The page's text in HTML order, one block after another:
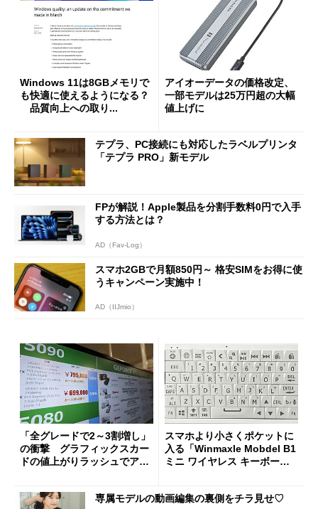
Windows 11は8GBメモリで
も快適に使えるようになる？
品質向上への取り...
アイオーデータの価格改定、
一部モデルは25万円超の大幅
値上げに
テプラ、PC接続にも対応したラベルプリンタ
「テプラ PRO」新モデル
FPが解説！Apple製品を分割手数料0円で入手
する方法とは？
AD（Fav-Log）
スマホ2GBで月額850円～ 格安SIMをお得に使
うキャンペーン実施中！
AD（IIJmio）
「全グレードで2～3割増し」
の衝撃 グラフィックスカー
ドの値上がりラッシュでアキ
スマホより小さくポケットに
入る「Winmaxle Mobdel B1
ミニ ワイヤレス キーボー
専属モデルの動画編集の裏側をチラ見せ♡